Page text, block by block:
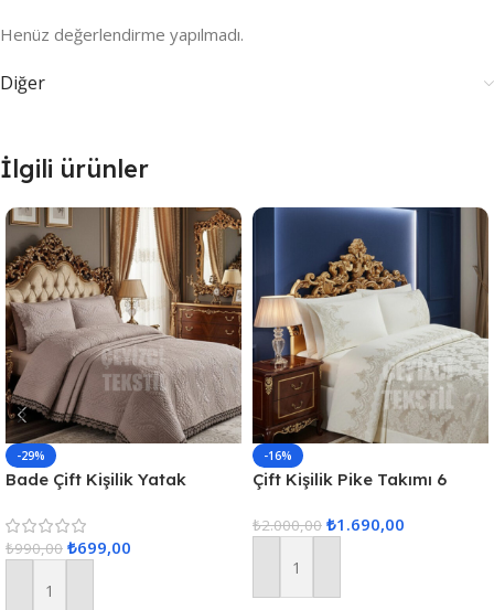
Henüz değerlendirme yapılmadı.
Diğer
İlgili ürünler
-29%
Bade Çift Kişilik Yatak
₺990,00 ₺699,00
Sepete Ekle
-16%
Çift Kişilik Pike Takımı 6
₺2.000,00 ₺1.690,00
Sepete Ekle